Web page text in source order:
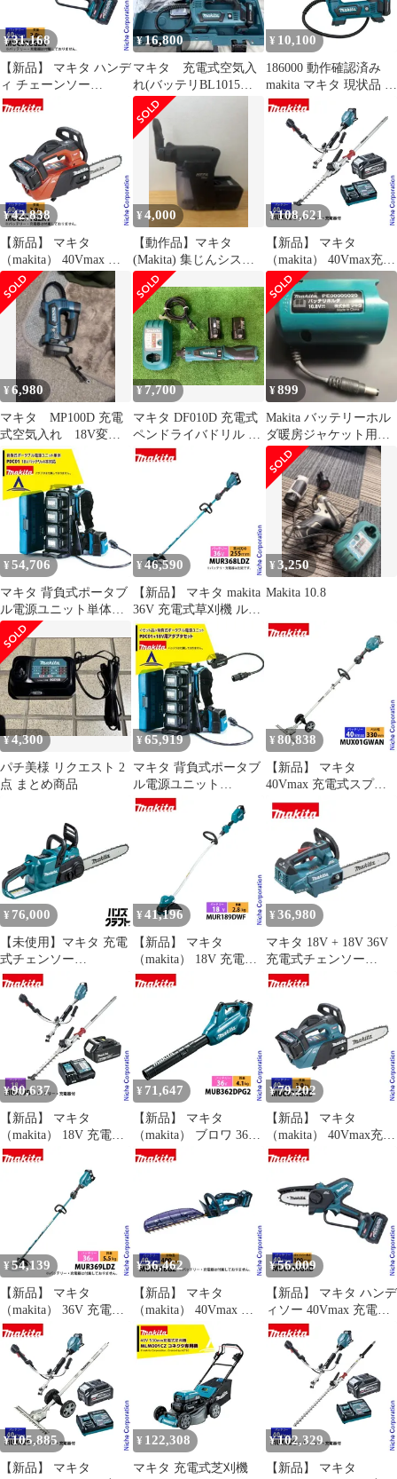
¥31,168
【新品】 マキタ ハンデ
ィ チェーンソー
40Vmax 充電式ハンデ
本体のみ MUC028GZN
薄刃 ハンディチェンソ
ー 電動 ミニ 小型 チェ
ンソー 純正品
¥16,800
マキタ 充電式空気入
れ(バッテリBL1015・
MP100DSH
¥ 10,100
186000 動作確認済み
makita マキタ 現状品 充
電式空気入れ 本体 充電
器セット MP100D
DC10SA
¥42,838
【新品】 マキタ
（makita） 40Vmax 充
電式チェンソー 20cm
80TXL-38E 本体のみ
MUC031GZR1 チェンソ
ー バッテリー式 充電式
¥4,000
【動作品】マキタ
(Makita) 集じんシステ
ムDX01
¥108,621
【新品】 マキタ
（makita） 40Vmax充電
式スプリットUハンド
ル畦刈ヘッジトリマ バ
ッテリー ・充電器付き
草刈機 刈払機 刈払い機
充電式 バッテリー式
¥6,980
マキタ MP100D 充電
式空気入れ 18V変換
付 10.8V
¥7,700
マキタ DF010D 充電式
ペンドライバドリル ※
軸ブレ有、バッテリ2個
間・状態等不明)、充電
器付き(DC07SA)、現状
¥899
Makita バッテリーホル
ダ暖房ジャケット用
PE00000020 10.8V
¥ 54,706
マキタ 背負式ポータブ
ル電源ユニット単体
PDC01 18Vバッテリx4
本対応 長時間作業が可
能！A-69098
¥46,590
【新品】 マキタ makita
36V 充電式草刈機 ルー
プハンドル 本体のみ
MUR368LDZ 純正品 電
動 草刈機 草刈り機 刈
払機 バッテリー式
¥3,250
Makita 10.8
¥4,300
パチ美様 リクエスト 2
点 まとめ商品
¥ 65,919
マキタ 背負式ポータブ
ル電源ユニット
PDC01+ 18Vアダプタセ
¥ 80,838
【新品】 マキタ
40Vmax 充電式スプリ
ット グラウンドトリマ
バッテリー・充電器付
き makita MUX01GWAN
草刈機 草刈り機 電動
充電式
¥ 76,000
【未使用】マキタ 充電
式チェンソー
MUC022GRU 350mm
40Vmax BL4040F バッ
テリー ・充電器付き
【中古】
¥ 41,196
【新品】 マキタ
（makita） 18V 充電式
草刈機 樹脂刃付 バッテ
MUR189DWF 草刈機 刈
払機 刈払い機
¥ 36,980
マキタ 18V + 18V 36V
充電式チェンソー
MUC356DZF 青 本体の
レス 切断機 園芸 makita
¥90,637
【新品】 マキタ
（makita） 18V 充電式
スプリットUハンドル
畦刈ヘッジトリマ バッ
テリー ・充電器付き 草
刈機 刈払機 刈払い機
充電式 バッテリー式
250mm
¥ 71,647
【新品】 マキタ
（makita） ブロワ 36V
充電式ブロワ バッテリ
バッテリー式 純正 ハン
ディ
¥79,202
【新品】 マキタ
（makita） 40Vmax充電
式チェンソー
リー ・充電器付き
MUC031GRD チェンソ
ー バッテリー式 充電式
青 切断 電動 チェーン
ソー 軽量
¥54,139
【新品】 マキタ
（makita） 36V 充電式
草刈機 ループハンドル
本体のみ MUR369LDZ
草刈機 刈払機 刈払い機
充電式 バッテリー式 電
動 草刈り機 バッテリ・
充電器別売
¥36,462
【新品】 マキタ
（makita） 40Vmax 充
電式ヘッジトリマ
400mm 両刃式 本体の
み MUH018GZ バッテ
リー式 バッテリ・充電
器別売り ヘッジトリマ
¥56,009
【新品】 マキタ ハンデ
ィソー 40Vmax 充電式
ハンディソー 100mm
バッテリー・充電器付
き makita MUC028GRD
電動 チェーンソー
¥105,885
【新品】 マキタ
¥ 122,308
マキタ 充電式芝刈機
¥102,329
【新品】 マキタ